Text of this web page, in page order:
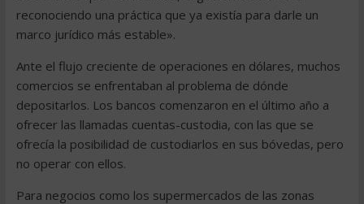
reconociendo una práctica que ya existía para darle un
marco jurídico más estable».
Ante el flujo creciente de operaciones en dólares, muchos
comercios se enfrentaban al problema de dónde
depositarlos. Los bancos comenzaron en el último año a
ofrecer las llamadas cuentas-custodia, con las que se
ofrecía la posibilidad de custodiarlos en sus bóvedas, pero
no operar con ellos.
Para negocios como los supermercados de las zonas